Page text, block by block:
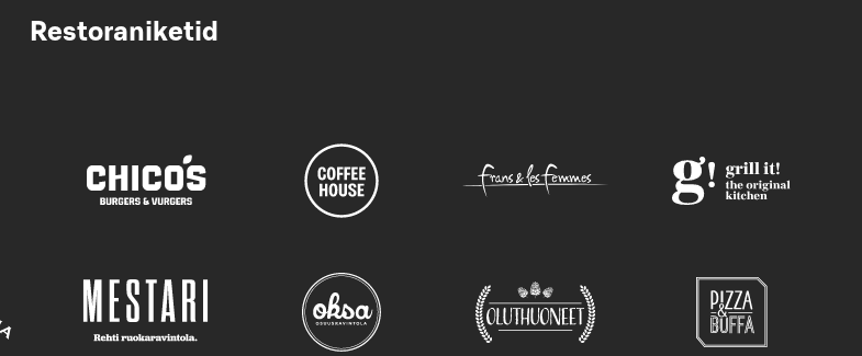
Restoraniketid